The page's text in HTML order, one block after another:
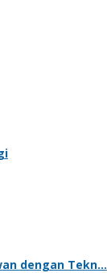
dengan Tekn…